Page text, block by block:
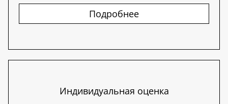
Подробнее
Индивидуальная оценка